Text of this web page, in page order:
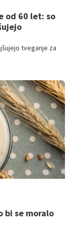
od 60 let: so
tveganje za
bi se moralo